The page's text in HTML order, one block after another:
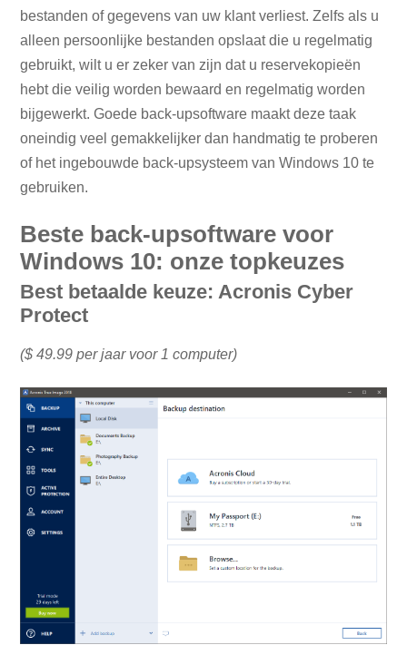
bestanden of gegevens van uw klant verliest. Zelfs als u
alleen persoonlijke bestanden opslaat die u regelmatig
gebruikt, wilt u er zeker van zijn dat u reservekopieën
hebt die veilig worden bewaard en regelmatig worden
bijgewerkt. Goede back-upsoftware maakt deze taak
oneindig veel gemakkelijker dan handmatig te proberen
of het ingebouwde back-upsysteem van Windows 10 te
gebruiken.
Beste back-upsoftware voor
Windows 10: onze topkeuzes
Best betaalde keuze: Acronis Cyber ​​
Protect
($ 49.99 per jaar voor 1 computer)